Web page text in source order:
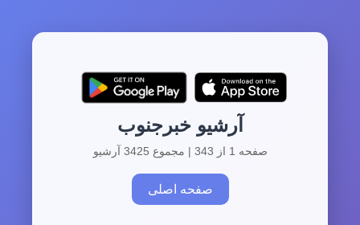
آرشیو خبرجنوب
صفحه 1 از 343 | مجموع 3425 آرشیو
صفحه اصلی